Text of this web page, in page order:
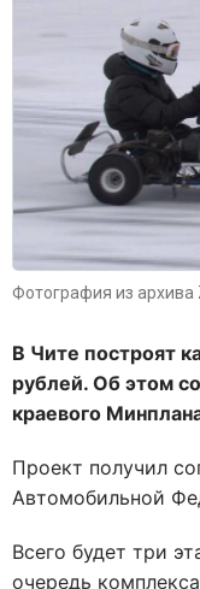
Фотография из архива
В Чите построят
рублей. Об этом
краевого
Проект получил
Автомобильной
Всего будет три
очередь